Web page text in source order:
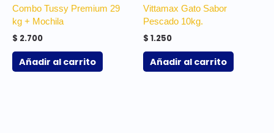
Combo Tussy Premium 29
kg + Mochila
$ 2.700
Añadir al carrito
Vittamax Gato Sabor
Pescado 10kg.
$ 1.250
Añadir al carrito